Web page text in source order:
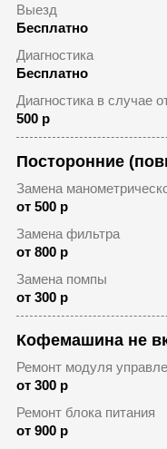
Выезд
Бесплатно
Диагностика
Бесплатно
Диагностика в случае
500 р
Посторонние
Замена
от 500 р
Замена фильтра
от 800 р
Замена помпы
от 300 р
Кофемашина не
Ремонт модуля
от 300 р
Ремонт блока питания
от 900 р